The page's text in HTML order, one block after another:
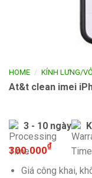
HOME / KÍNH LƯNG/
At&t clean imei
3 - 10 ngày
300.000₫
Giá công khai,